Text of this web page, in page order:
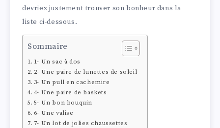
devriez justement trouver son bonheur dans la
liste ci-dessous.
Sommaire
1- Un sac à dos
2- Une paire de lunettes de soleil
3- Un pull en cachemire
4- Une paire de baskets
5- Un bon bouquin
6- Une valise
7- Un lot de jolies chaussettes